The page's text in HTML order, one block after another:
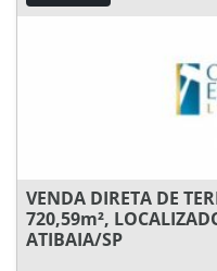
VENDA DIRETA DE
720,59m²,
ATIBAIA/SP